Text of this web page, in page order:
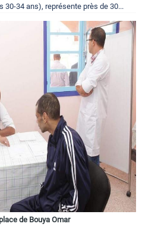
30-34 ans), représente près de 30...
de Bouya Omar